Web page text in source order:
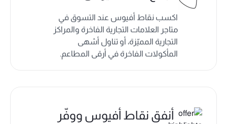
اكسب نقاط أفيوس عند التسوق في
متاجر العلامات التجارية الفاخرة والمراكز
التجارية المميّزة، أو تناول أشهى
المأكولات الفاخرة في أرقى المطاعم.
أنفق نقاط أفيوس ووفّر